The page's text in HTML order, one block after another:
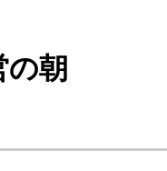
の朝